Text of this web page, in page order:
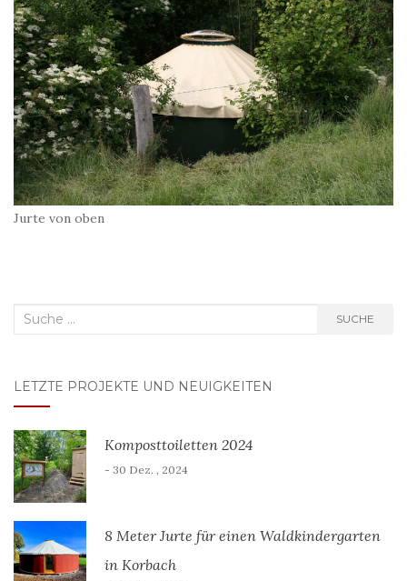
Jurte von oben
Suche
SUCHE
LETZTE PROJEKTE UND NEUIGKEITEN
Komposttoiletten 2024
- 30 Dez. , 2024
8 Meter Jurte für einen Waldkindergarten
in Korbach